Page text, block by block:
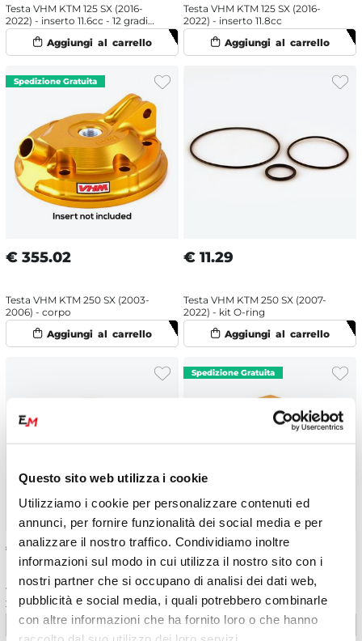
Questo sito web utilizza i cookie
Utilizziamo i cookie per personalizzare contenuti ed
annunci, per fornire funzionalità dei social media e per
analizzare il nostro traffico. Condividiamo inoltre
informazioni sul modo in cui utilizza il nostro sito con i
nostri partner che si occupano di analisi dei dati web,
pubblicità e social media, i quali potrebbero combinarle
con altre informazioni che ha fornito loro o che hanno
Testa VHM KTM 125 SX (2016-
2022) - inserto 11.6cc - 12 gradi
standard
Testa VHM KTM 125 SX (2016-
2022) - inserto 11.8cc
€ 355.02
Testa VHM KTM 250 SX (2003-
2006) - corpo
€ 11.29
Testa VHM KTM 250 SX (2007-
2022) - kit O-ring
€ 78.02
Testa VHM KTM 250 SX (2007-
2016) - inserto 22.2cc
€ 355.02
2022) - corpo